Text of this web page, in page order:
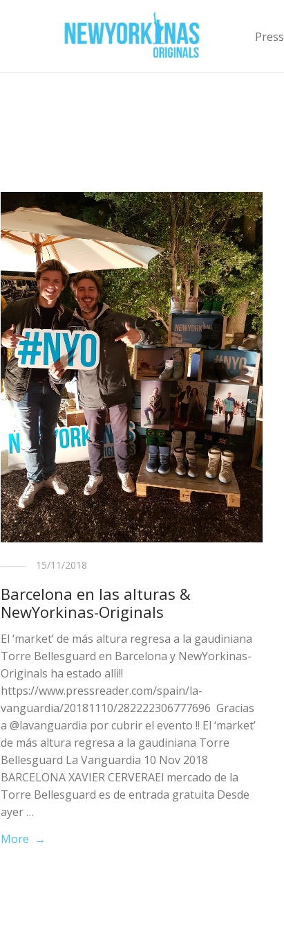
Press
15/11/2018
Barcelona en las alturas &
NewYorkinas-Originals
El ‘market’ de más altura regresa a la gaudiniana
Torre Bellesguard en Barcelona y NewYorkinas-
Originals ha estado alli!!
https://www.pressreader.com/spain/la-
vanguardia/20181110/282222306777696 Gracias
a @lavanguardia por cubrir el evento !! El ‘market’
de más altura regresa a la gaudiniana Torre
Bellesguard La Vanguardia 10 Nov 2018
BARCELONA XAVIER CERVERAEl mercado de la
Torre Bellesguard es de entrada gratuita Desde
ayer …
More →